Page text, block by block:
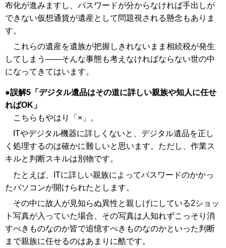
布化が進みますし、パスワードが分からなければ手出しが
できない仮想通貨が遺産として問題視される懸念もありま
す。
これらの遺産を遺族が把握しきれないまま相続税が発生
してしまう――そんな事態も考えなければならない世の中
になってきてはいます。
誤解5「デジタル遺品はその道に詳しい親族や知人に任せ
ればOK」
こちらもやはり「×」。
ITやデジタル機器に詳しくないと、デジタル遺品を正し
く処理するのは確かに難しいと思います。ただし、作業ス
キルと判断スキルは別物です。
たとえば、ITに詳しい親族によってパスワードのかかっ
たパソコンが開けられたとします。
その中に故人が見知らぬ異性と親しげにしている2ショッ
ト写真が入っていた場合、その写真は人知れずこっそり消
すべきものなのか皆で追憶すべきものなのかといった判断
まで親族に任せるのはあまりに酷です。